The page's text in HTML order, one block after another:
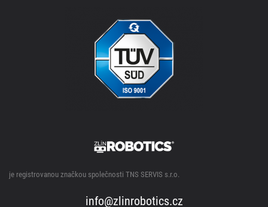
je registrovanou značkou společnosti TNS SERVIS s.r.o.
info@zlinrobotics.cz